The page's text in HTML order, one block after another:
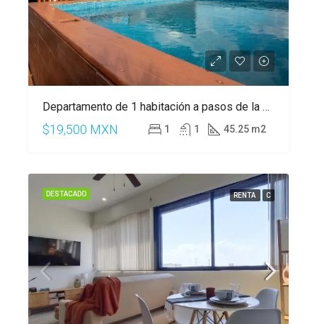
Departamento de 1 habitación a pasos de la 5 Av, Playa del Carmen
$19,500 MXN 1 1 45.25 m2
DESTACADO RENTA C